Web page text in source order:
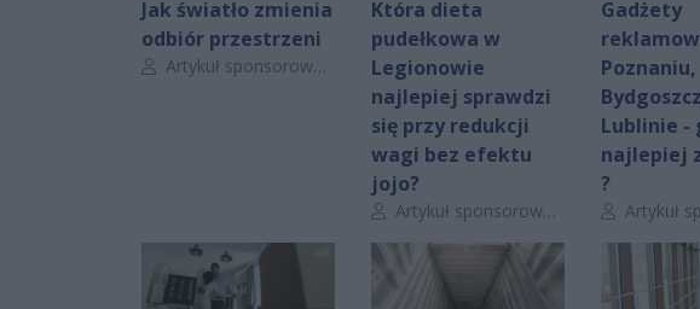
Jak światło zmienia
odbiór przestrzeni
Autor artykułu:
Artykuł sponsorowany
Która dieta
pudełkowa w
Legionowie
najlepiej sprawdzi
się przy redukcji
wagi bez efektu
jojo?
Autor artykułu:
Artykuł sponsorowany
Gadżety
Poznaniu,
Lublinie -
najlepiej
?
AutorArtykuł